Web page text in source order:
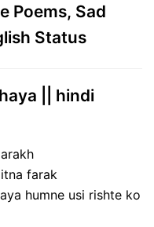
Poems, Sad
Status
|| hindi
farak
humne usi rishte ko